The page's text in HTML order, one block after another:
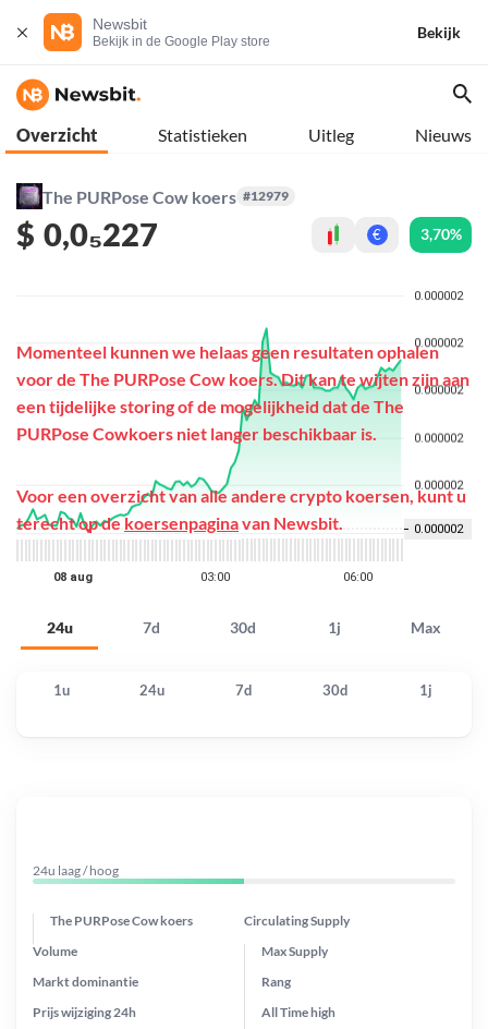
Newsbit
Bekijk in de Google Play store
Bekijk
Overzicht Statistieken Uitleg Nieuws
The PURPose Cow koers #12979
$ 0,0₅227 € 3,70%
24u 7d 30d 1j Max
Momenteel kunnen we helaas geen resultaten ophalen
voor de The PURPose Cow koers. Dit kan te wijten zijn aan
een tijdelijke storing of de mogelijkheid dat de The
PURPose Cowkoers niet langer beschikbaar is.
Voor een overzicht van alle andere crypto koersen, kunt u
terecht op dekoersenpaginavan Newsbit.
1u 24u 7d 30d 1j
24u laag / hoog
The PURPose Cow koers Circulating Supply
Prijs wijziging 24h
Max Supply
Markt dominantie
Volume
Rang
All Timehigh